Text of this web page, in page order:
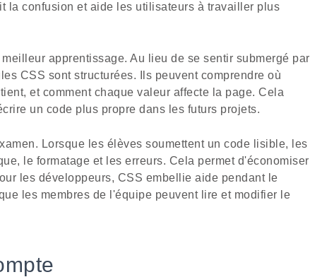
la confusion et aide les utilisateurs à travailler plus
apprentissage. Au lieu de se sentir submergé par
CSS sont structurées. Ils peuvent comprendre où
et comment chaque valeur affecte la page. Cela
un code plus propre dans les futurs projets.
Lorsque les élèves soumettent un code lisible, les
le formatage et les erreurs. Cela permet d'économiser
les développeurs, CSS embellie aide pendant le
les membres de l'équipe peuvent lire et modifier le